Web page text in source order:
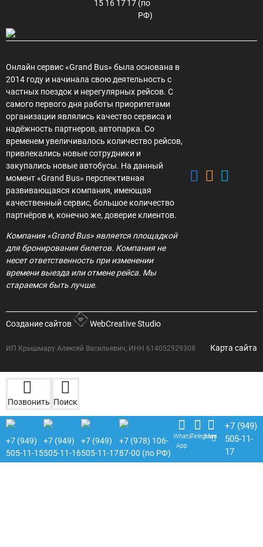
15 16 17 17 (по
РФ)
Онлайн сервис «Grand Bus» была основана в
2014 году и начинала свою деятельность с
частных поездок и нерегулярных рейсов. С
самого первого дня работы приоритетами
организации являлись качество сервиса и
надёжность партнеров, автопарка. Со
временем увеличивалось количество рейсов,
привлекались новые сотрудники и
закупались новые автобусы. На данный
момент «Grand Bus» перспективная
развивающаяся компания, имеющая
качественный сервис, большое количество
партнёров и, конечно же, доверие клиентов.
Компания «Grand Bus» является площадкой
для бронирования билетов. Компания не
несет ответственность при изменении
времени выезда или отмене рейса. Мы
стараемся быть лучше.
Создание сайтов WebCreative Studio
ИП Крышмару Алексей Васильевич, ИНН 614052929308 Карта сайта
Позвонить Поиск
+7 (949)
505-11-15
+7 (949)
505-11-16
+7 (949)
505-11-17
+7 (978) 106-
87-00 (по РФ)
Whats
App
Telegram
Max
+7 (949)
505-11-
17